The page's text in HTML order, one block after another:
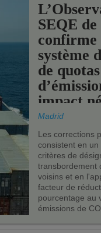
SEQE de
confirme
système
de quotas
impact
les ports
Madrid
Les corrections
consistent en
critères de
transbordement
voisins et en
facteur de
pourcentage au
émissions de